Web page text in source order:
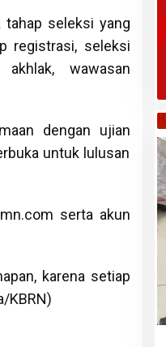
tahap seleksi yang
registrasi, seleksi
wawasan
dengan ujian
untuk lulusan
serta akun
karena setiap
KBRN)